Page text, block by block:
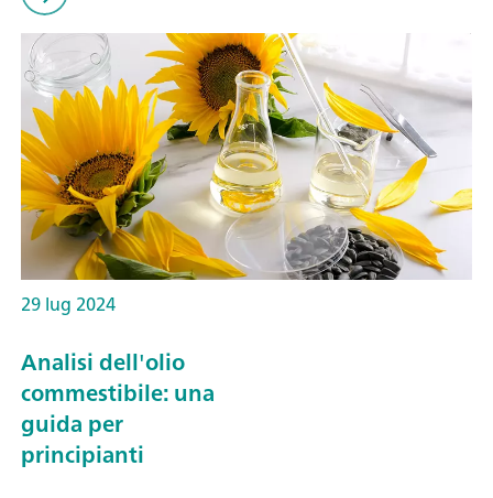
29 lug 2024
Analisi dell'olio
commestibile: una
guida per
principianti